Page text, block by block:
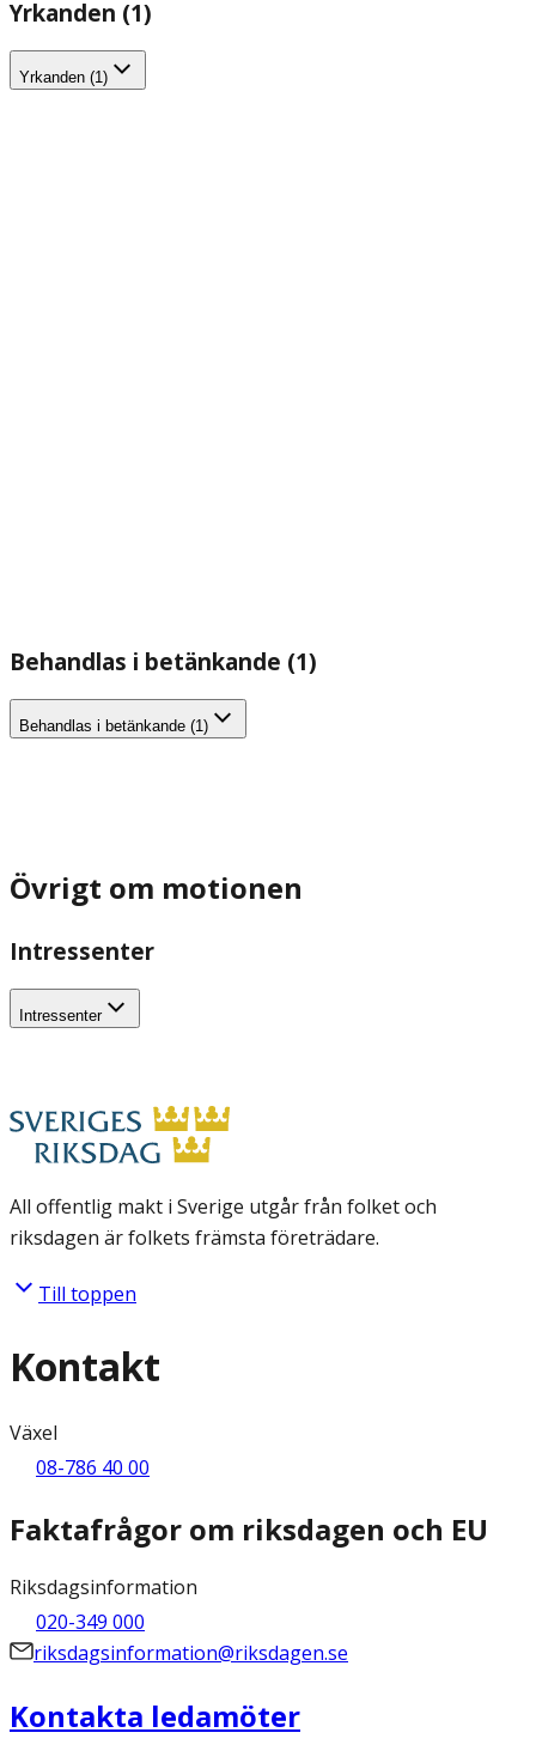
Yrkanden (1)
Yrkanden (1)
Behandlas i betänkande (1)
Behandlas i betänkande (1)
Övrigt om motionen
Intressenter
Intressenter
All offentlig makt i Sverige utgår från folket och
riksdagen är folkets främsta företrädare.
Till toppen
Kontakt
Växel
08-786 40 00
Faktafrågor om riksdagen och EU
Riksdagsinformation
020-349 000
riksdagsinformation@riksdagen.se
Kontakta ledamöter